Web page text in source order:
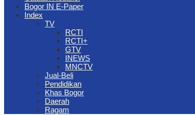
Bogor IN E-Paper
Index
TV
RCTI
RCTI+
GTV
INEWS
MNCTV
Jual-Beli
Pendidikan
Khas Bogor
Daerah
Ragam